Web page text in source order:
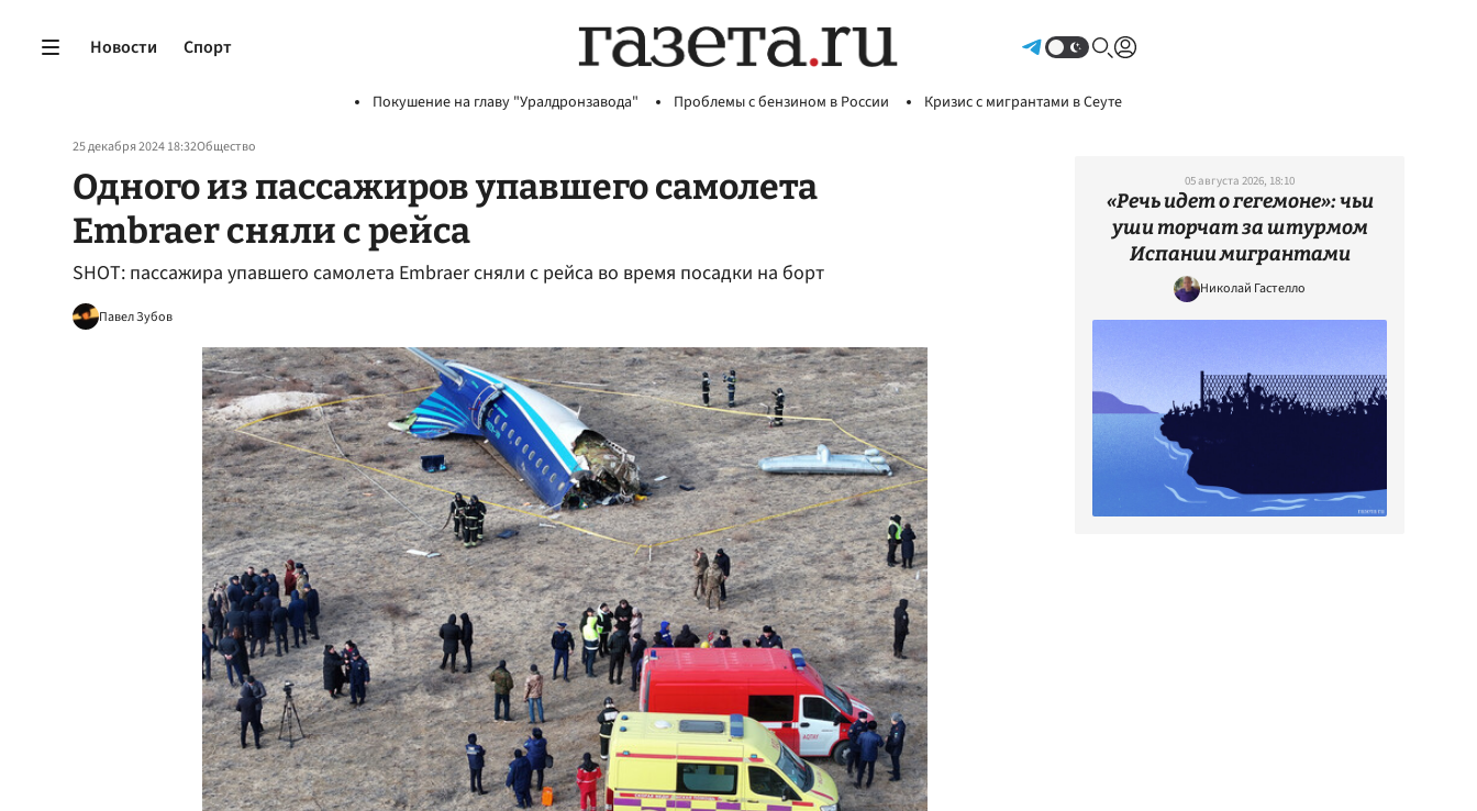
Новости Спорт
Покушение на главу "Уралдронзавода" Проблемы с бензином в России Кризис с мигрантами в Сеуте
25 декабря 2024 18:32Общество
Одного из пассажиров упавшего самолета
Embraer сняли с рейса
SHOT: пассажира упавшего самолета Embraer сняли с рейса во время посадки на борт
Павел Зубов
05 августа 2026, 18:10
«Речь идет о гегемоне»: чьи
уши торчат за штурмом
Испании мигрантами
Николай Гастелло